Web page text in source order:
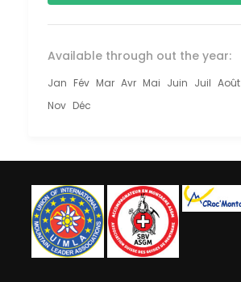
Available through out the year:
Jan Fév Mar Avr Mai Juin Juil Août
Nov Déc